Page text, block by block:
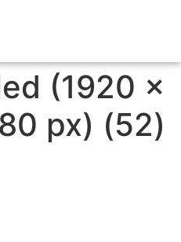
(1920 ×
px) (52)